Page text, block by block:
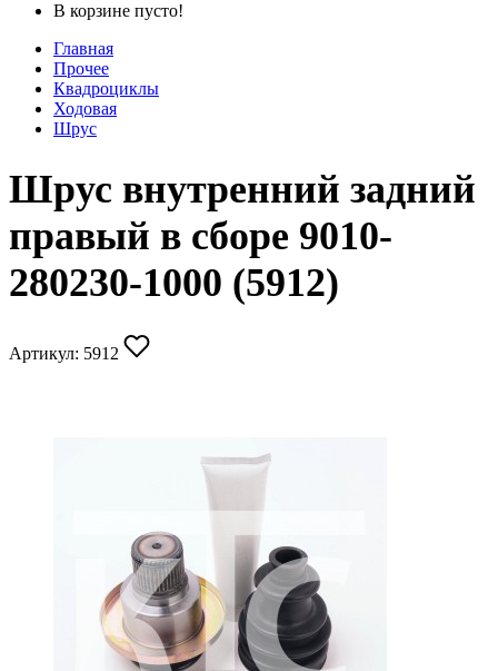
В корзине пусто!
Главная
Прочее
Квадроциклы
Ходовая
Шрус
Шрус внутренний задний
правый в сборе 9010-
280230-1000 (5912)
Артикул: 5912